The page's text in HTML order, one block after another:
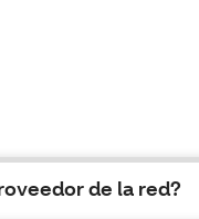
de la red?